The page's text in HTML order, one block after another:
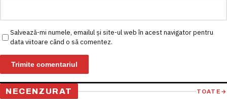
Salvează-mi numele, emailul și site-ul web în acest navigator pentru
data viitoare când o să comentez.
NECENZURAT TOATE →